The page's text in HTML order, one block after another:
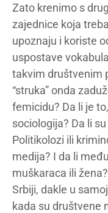
Zato krenimo s
zajednice koja
upoznaju i koriste
uspostave
takvim društvenim
“struka” onda
femicidu? Da li je
sociologija? Da li
Politikolozi ili
medija? I da li
muškaraca ili
Srbiji, dakle u
kada su društvene